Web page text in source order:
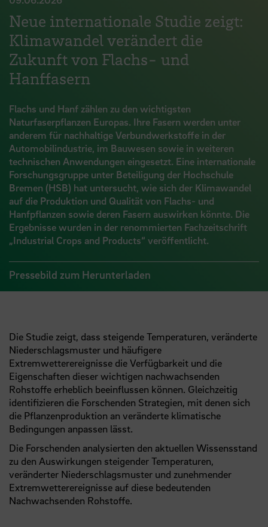
Neue internationale Studie zeigt:
Klimawandel verändert die
Zukunft von Flachs- und
Hanffasern
Flachs und Hanf zählen zu den wichtigsten
Naturfaserpflanzen Europas. Ihre Fasern werden unter
anderem für nachhaltige Verbundwerkstoffe in der
Automobilindustrie, im Bauwesen sowie in weiteren
technischen Anwendungen eingesetzt. Eine internationale
Forschungsgruppe unter Beteiligung der Hochschule
Bremen (HSB) hat untersucht, wie sich der Klimawandel
auf die Produktion und Qualität von Flachs- und
Hanfpflanzen sowie deren Fasern auswirken könnte. Die
Ergebnisse wurden in der renommierten Fachzeitschrift
„Industrial Crops and Products“ veröffentlicht.
Pressebild zum Herunterladen
Die Studie zeigt, dass steigende Temperaturen, veränderte
Niederschlagsmuster und häufigere
Extremwetterereignisse die Verfügbarkeit und die
Eigenschaften dieser wichtigen nachwachsenden
Rohstoffe erheblich beeinflussen können. Gleichzeitig
identifizieren die Forschenden Strategien, mit denen sich
die Pflanzenproduktion an veränderte klimatische
Bedingungen anpassen lässt.
Die Forschenden analysierten den aktuellen Wissensstand
zu den Auswirkungen steigender Temperaturen,
veränderter Niederschlagsmuster und zunehmender
Extremwetterereignisse auf diese bedeutenden
Nachwachsenden Rohstoffe.